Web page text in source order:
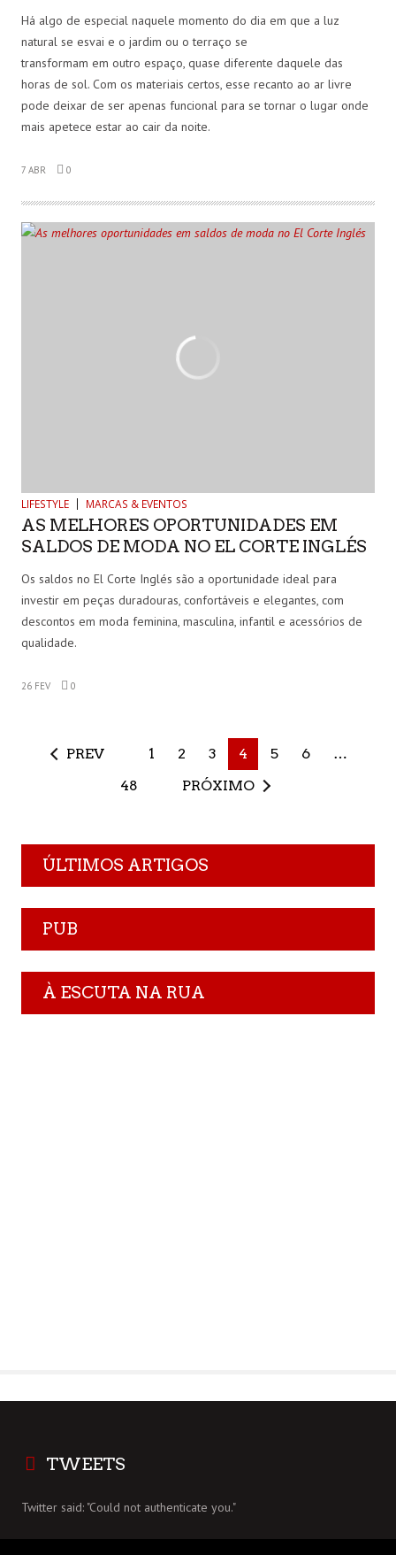
Há algo de especial naquele momento do dia em que a luz
natural se esvai e o jardim ou o terraço se
transformam em outro espaço, quase diferente daquele das
horas de sol. Com os materiais certos, esse recanto ao ar livre
pode deixar de ser apenas funcional para se tornar o lugar onde
mais apetece estar ao cair da noite.
7 ABR 0
LIFESTYLE MARCAS & EVENTOS
AS MELHORES OPORTUNIDADES EM
SALDOS DE MODA NO EL CORTE INGLÉS
Os saldos no El Corte Inglés são a oportunidade ideal para
investir em peças duradouras, confortáveis e elegantes, com
descontos em moda feminina, masculina, infantil e acessórios de
qualidade.
26 FEV 0
PREV 1 2 3 4 5 6
…
48
PRÓXIMO
ÚLTIMOS ARTIGOS
PUB
À ESCUTA NA RUA
TWEETS
Twitter said: "Could not authenticate you."